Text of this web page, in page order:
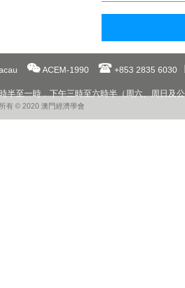
ACEM-1990
+853 2835 6030
半至一時﹐下午三時至六時半（周六、周日及
有 © 2020 澳門經濟學會